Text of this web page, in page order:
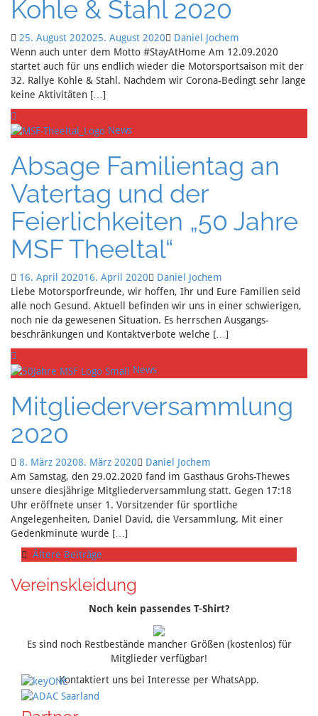
Kohle & Stahl 2020
25. August 202025. August 2020
Daniel Jochem
Wenn auch unter dem Motto #StayAtHome Am 12.09.2020
startet auch für uns endlich wieder die Motorsportsaison mit der
32. Rallye Kohle & Stahl. Nachdem wir Corona-Bedingt sehr lange
keine Aktivitäten […]
News
Absage Familientag an
Vatertag und der
Feierlichkeiten „50 Jahre
MSF Theeltal“
16. April 202016. April 2020
Daniel Jochem
Liebe Motorsporfreunde, wir hoffen, Ihr und Eure Familien seid
alle noch Gesund. Aktuell befinden wir uns in einer schwierigen,
noch nie da gewesenen Situation. Es herrschen Ausgangs-
beschränkungen und Kontaktverbote welche […]
News
Mitgliederversammlung
2020
8. März 20208. März 2020
Daniel Jochem
Am Samstag, den 29.02.2020 fand im Gasthaus Grohs-Thewes
unsere diesjährige Mitgliederversammlung statt. Gegen 17:18
Uhr eröffnete unser 1. Vorsitzender für sportliche
Angelegenheiten, Daniel David, die Versammlung. Mit einer
Gedenkminute wurde […]
Ältere Beiträge
Vereinskleidung
Noch kein passendes T-Shirt?
Es sind noch Restbestände mancher Größen (kostenlos) für
Mitglieder verfügbar!
Kontaktiert uns bei Interesse per WhatsApp.